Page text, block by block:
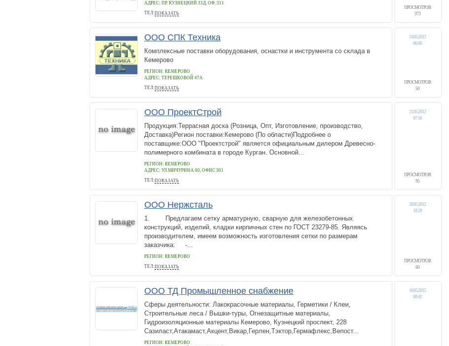
АДРЕС: ПР. КУЗНЕЦКИЙ 33Д, ОФ. 311
ТЕЛ:ПОКАЗАТЬ
+7(3842)67-01-21
ПРОСМОТРОВ
373
ООО СПК Техника
Комплексные поставки оборудования, оснастки и инструмента со склада в
Кемерово
РЕГИОН: КЕМЕРОВО
АДРЕС: ТЕРЕШКОВОЙ 47А
ТЕЛ:ПОКАЗАТЬ
+7 (3842) 31-32-32, 31-32-57, 31-23-79
ПРОСМОТРОВ
50
24.05.2012
06:06
ООО ПроектСтрой
Продукция:Террасная доска (Розница, Опт, Изготовление, производство,
Доставка)Регион поставки:Кемерово (По области)Подробнее о
поставщике:ООО "Проектстрой" является официальным дилером Древесно-
полимерного комбината в городе Курган. Основной...
РЕГИОН: КЕМЕРОВО
АДРЕС: УЛ.МИЧУРИНА 60, ОФИС 301
ТЕЛ:ПОКАЗАТЬ
+7-923-604-9788
ПРОСМОТРОВ
95
21.05.2012
07:16
ООО Нержсталь
1. Предлагаем сетку арматурную, сварную для железобетонных
конструкций, изделий, кладки кирпичных стен по ГОСТ 23279-85. Являясь
производителем, имеем возможность изготовления сетки по размерам
заказчика: -...
РЕГИОН: КЕМЕРОВО
ТЕЛ:ПОКАЗАТЬ
8 951 607 79 59
ПРОСМОТРОВ
60
20.05.2012
18:20
ООО ТД Промышленное снабжение
Сферы деятельности: Лакокрасочные материалы, Герметики / Клеи,
Строительные леса / Вышки-туры, Огнезащитные материалы,
Гидроизоляционные материалы Кемерово, Кузнецкий проспект, 228
Сазиласт,Атакамаст,Акцент,Викар,Герлен,Тэктор,Гермафлекс,Вепост...
РЕГИОН: КЕМЕРОВО
16.05.2012
08:42